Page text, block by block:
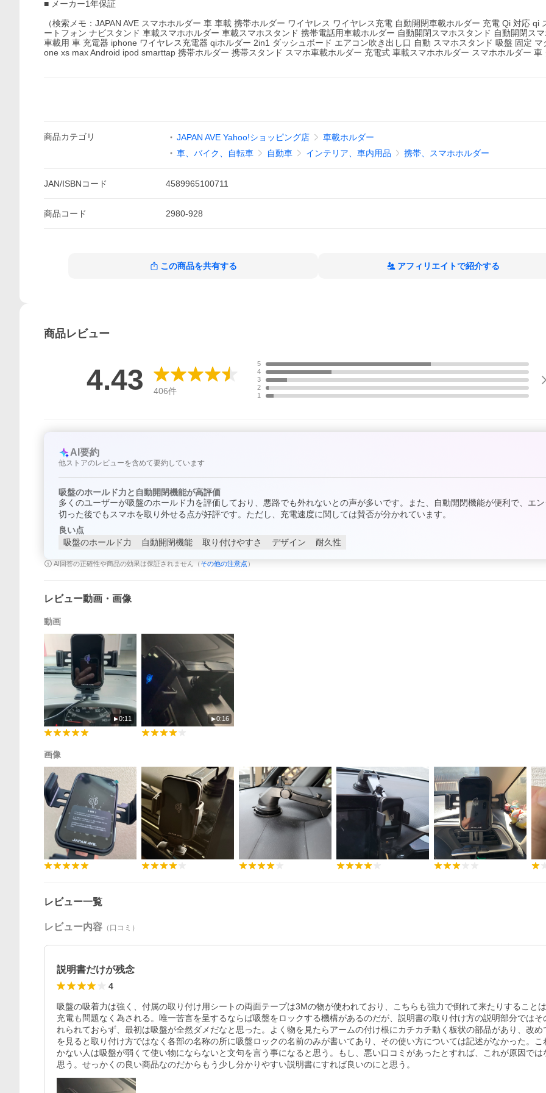
■ メーカー1年保証
（検索メモ：JAPAN AVE スマホホルダー 車 車載 携帯ホルダー ワイヤレス ワイヤレス充電 自動開閉車載ホルダー 充電 Qi 対応 qi
ートフォン ナビスタンド 車載スマホホルダー 車載スマホスタンド 携帯電話用車載ホルダー 自動開閉スマホスタンド 自動開閉ス
車載用 車 充電器 iphone ワイヤレス充電器 qiホルダー 2in1 ダッシュボード エアコン吹き出し口 自動 スマホスタンド 吸盤 固定 マ
one xs max Android ipod smarttap 携帯ホルダー 携帯スタンド スマホ車載ホルダー 充電式 車載スマホホルダー スマホホルダー 車
商品カテゴリ JAPAN AVE Yahoo!ショッピング店
車載ホルダー
車、バイク、自転車
自動車 インテリア、車内用品 携帯、スマホホルダー
JAN/ISBNコード 4589965100711
商品コード 2980-928
この商品を共有する アフィリエイトで紹介する
商品レビュー
4.43 406件
5
4
3
2
1
AI要約
他ストアのレビューを含めて要約しています
吸盤のホールド力と自動開閉機能が高評価
多くのユーザーが吸盤のホールド力を評価しており、悪路でも外れないとの声が多いです。また、自動開閉機能が便利で、エ
切った後でもスマホを取り外せる点が好評です。ただし、充電速度に関しては賛否が分かれています。
良い点
吸盤のホールド力
自動開閉機能 取り付けやすさ デザイン 耐久性
AI回答の正確性や商品の効果は保証されません（ その他の注意点 ）
レビュー動画・画像
動画
0:11 0:16
画像
レビュー一覧
レビュー内容 （口コミ）
説明書だけが残念
4
吸盤の吸着力は強く、付属の取り付け用シートの両面テープは3Mの物が使われており、こちらも強力で倒れて来たりすること
充電も問題なく為される。唯一苦言を呈するならば吸盤をロックする機構があるのだが、説明書の取り付け方の説明部分ではそ
れられておらず、最初は吸盤が全然ダメだなと思った。よく物を見たらアームの付け根にカチカチ動く板状の部品があり、改め
を見ると取り付け方ではなく各部の名称の所に吸盤ロックの名前のみが書いてあり、その使い方については記述がなかった。こ
かない人は吸盤が弱くて使い物にならないと文句を言う事になると思う。もし、悪い口コミがあったとすれば、これが原因では
思う。せっかくの良い商品なのだからもう少し分かりやすい説明書にすれば良いのにと思う。